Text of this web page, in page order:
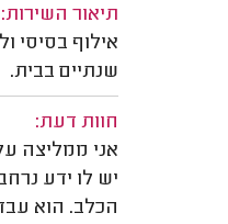
תיאור השירות:
אילוף בסיסי
שנתיים בבית.
חוות דעת:
אני ממליצה
יש לו ידע
הכלב. הוא